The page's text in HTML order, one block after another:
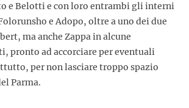
e Belotti e con loro entrambi gli interni
e Adopo, oltre a uno dei due
ma anche Zappa in alcune
pronto ad accorciare per eventuali
per non lasciare troppo spazio
Parma.